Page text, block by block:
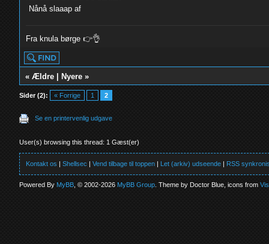
Nånå slaaap af
Fra knula børge 👉👌
«Ældre Nyere »
Sider (2): « Forrige 1 2
Se en printervenlig udgave
User(s) browsing this thread: 1 Gæst(er)
Kontakt os |Shellsec |Vend tilbage til toppen | Let (arkiv) udseende | RSS
Powered ByMyBB , © 2002-2026MyBB Group . Theme by Doctor Blue, icons from